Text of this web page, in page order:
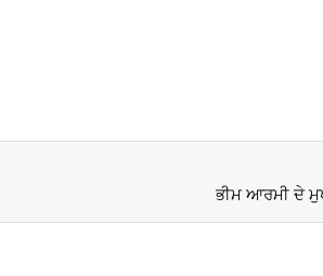
ਭੀਮ ਆਰਮੀ ਦੇ